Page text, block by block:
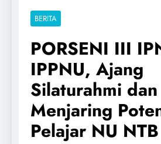
BERITA
PORSENI III
IPPNU, Ajang
Silaturahmi dan
Menjaring
Pelajar NU NTB